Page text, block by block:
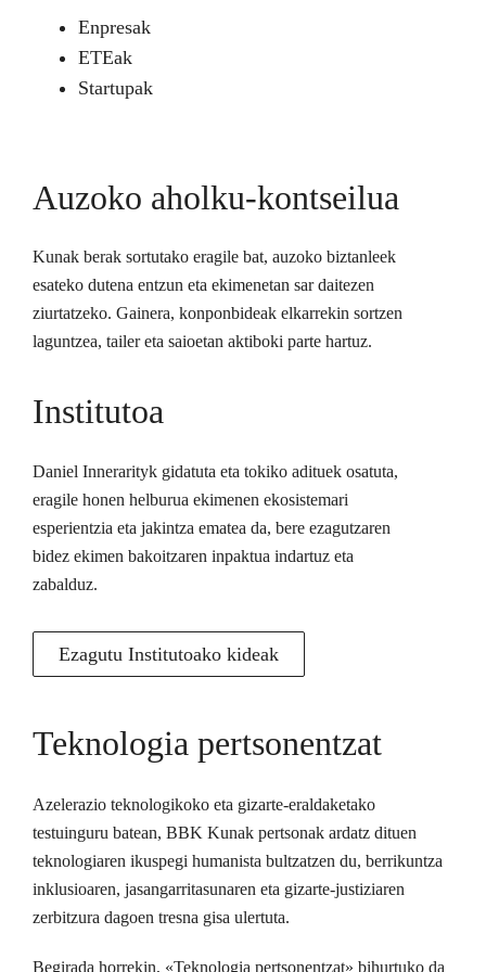
Enpresak
ETEak
Startupak
Auzoko aholku-kontseilua
Kunak berak sortutako eragile bat, auzoko biztanleek
esateko dutena entzun eta ekimenetan sar daitezen
ziurtatzeko. Gainera, konponbideak elkarrekin sortzen
laguntzea, tailer eta saioetan aktiboki parte hartuz.
Institutoa
Daniel Innerarityk gidatuta eta tokiko adituek osatuta,
eragile honen helburua ekimenen ekosistemari
esperientzia eta jakintza ematea da, bere ezagutzaren
bidez ekimen bakoitzaren inpaktua indartuz eta
zabalduz.
Ezagutu Institutoako kideak
Teknologia pertsonentzat
Azelerazio teknologikoko eta gizarte-eraldaketako
testuinguru batean, BBK Kunak pertsonak ardatz dituen
teknologiaren ikuspegi humanista bultzatzen du, berrikuntza
inklusioaren, jasangarritasunaren eta gizarte-justiziaren
zerbitzura dagoen tresna gisa ulertuta.
Begirada horrekin, «Teknologia pertsonentzat» bihurtuko da